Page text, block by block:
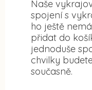
Naše
spojení s
ho ještě
přidat do
jednoduše
chvilky
současně.